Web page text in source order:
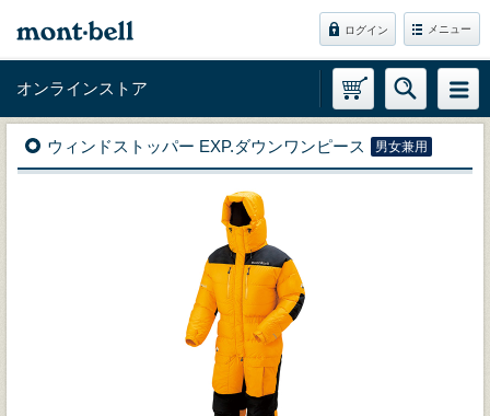
ログイン メニュー
オンラインストア
ウィンドストッパー EXP.ダウンワンピース 男女兼用